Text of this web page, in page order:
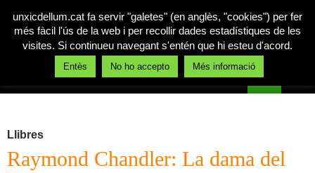
Un xic de llum
Llibres
Raymond Chandler: La dama del
unxicdellum.cat fa servir "galetes" (en anglès, "cookies") per fer
més fàcil l'ús de la web i per recollir dades estadístiques de les
visites. Si continueu navegant s'entén que hi esteu d'acord.
Entès No ho accepto Més informació